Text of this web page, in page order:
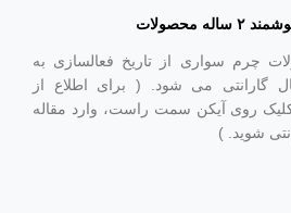
محصولات
چرم سواری از تاریخ فعالسازی به
۲ سال گارانتی می شود. ( برای اطلاع از
روی آیکن سمت راست، وارد مقاله
شوید. )